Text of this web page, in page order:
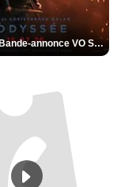
L'Odyssée Bande-annonce VO STFR